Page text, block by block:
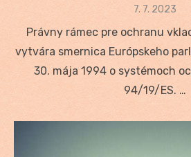
Posted
7. 7. 2023
Právny rámec pre ochranu
vytvára smernica Európskeho
30. mája 1994 o systémoch
94/19/ES. …